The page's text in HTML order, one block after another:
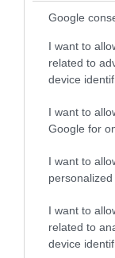
Google
I want to
related to
device
I want to
Google for
I want to
personalized
I want to
related to
device